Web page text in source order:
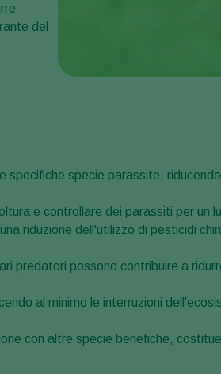
del
specie parassite,
e controllare dei parassiti per un
riduzione dell'utilizzo di pesticidi
predatori possono contribuire a
al minimo le interruzioni
con altre specie benefiche,